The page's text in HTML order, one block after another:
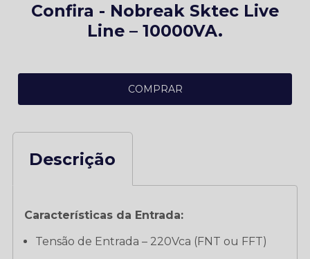
Confira - Nobreak Sktec Live
Line – 10000VA.
COMPRAR
Descrição
Características da Entrada:
Tensão de Entrada – 220Vca (FNT ou FFT)